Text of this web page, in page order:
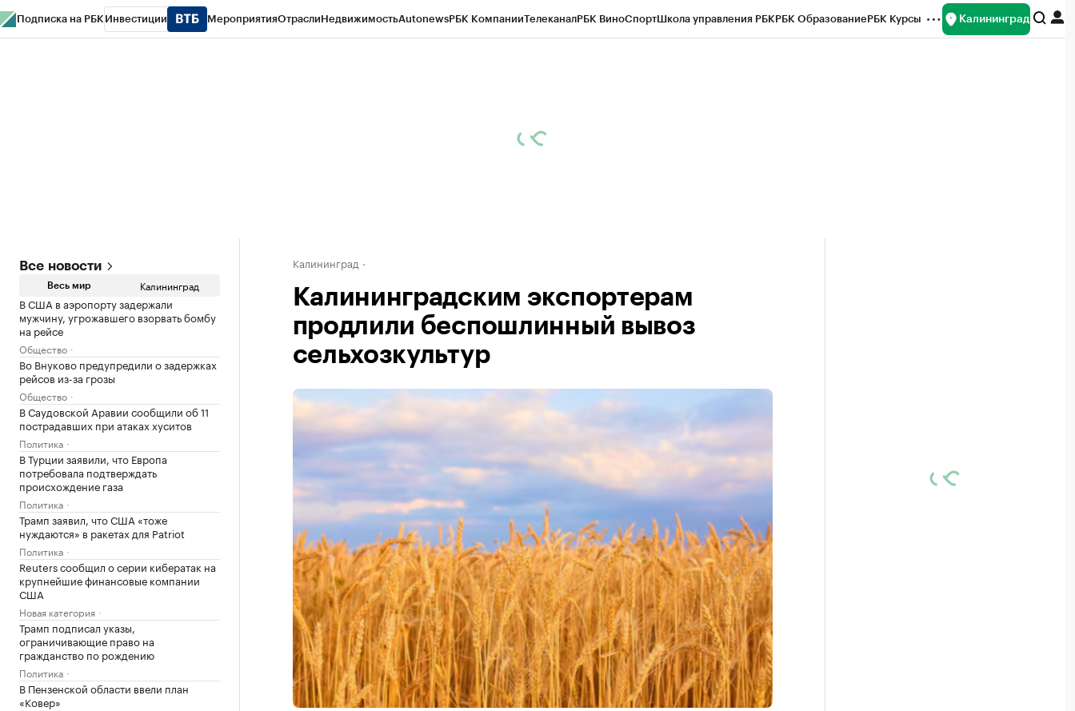
Подписка на РБК Инвестиции МероприятияОтраслиНедвижимостьAutonewsРБК КомпанииТелеканалРБК ВиноСпортШкола управления РБКРБК ОбразованиеРБК Курсы Калининград
Все новости
Весь мир Калининград
В США в аэропорту задержали
мужчину, угрожавшего взорвать бомбу
на рейсе
Общество
Во Внуково предупредили о задержках
рейсов из-за грозы
Общество
В Саудовской Аравии сообщили об 11
пострадавших при атаках хуситов
Политика
В Турции заявили, что Европа
потребовала подтверждать
происхождение газа
Политика
Трамп заявил, что США «тоже
нуждаются» в ракетах для Patriot
Политика
Reuters сообщил о серии кибератак на
крупнейшие финансовые компании
США
Новая категория
Трамп подписал указы,
ограничивающие право на
гражданство по рождению
Политика
В Пензенской области ввели план
«Ковер»
Калининград
Калининградским экспортерам
продлили беспошлинный вывоз
сельхозкультур